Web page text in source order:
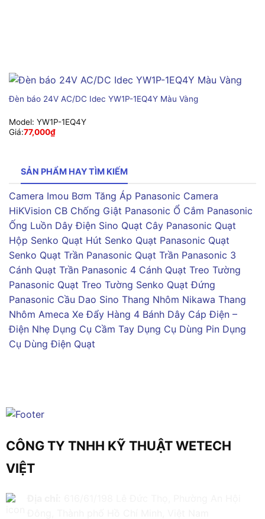
Đèn báo 24V AC/DC Idec YW1P-1EQ4Y Màu Vàng
Model: YW1P-1EQ4Y
Giá:77,000₫
SẢN PHẨM HAY TÌM KIẾM
Camera Imou Bơm Tăng Áp Panasonic Camera
HiKVision CB Chống Giật Panasonic Ổ Cắm Panasonic
Ống Luồn Dây Điện Sino Quạt Cây Panasonic Quạt
Hộp Senko Quạt Hút Senko Quạt Panasonic Quạt
Senko Quạt Trần Panasonic Quạt Trần Panasonic 3
Cánh Quạt Trần Panasonic 4 Cánh Quạt Treo Tường
Panasonic Quạt Treo Tường Senko Quạt Đứng
Panasonic Cầu Dao Sino Thang Nhôm Nikawa Thang
Nhôm Ameca Xe Đẩy Hàng 4 Bánh Dây Cáp Điện –
Điện Nhẹ Dụng Cụ Cầm Tay Dụng Cụ Dùng Pin Dụng
Cụ Dùng Điện Quạt
CÔNG TY TNHH KỸ THUẬT WETECH
VIỆT